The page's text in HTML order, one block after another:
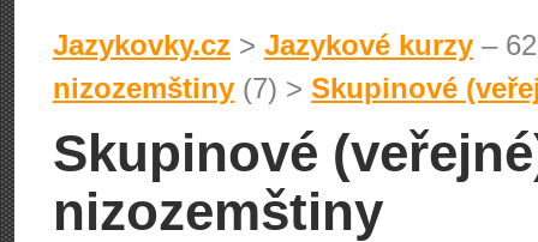
Jazykovky.cz > Jazykové kurzy –
nizozemštiny (7) > Skupinové
Skupinové
nizozemštiny